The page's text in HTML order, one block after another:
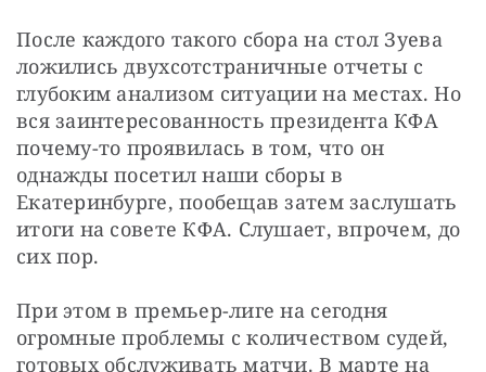
После каждого такого сбора на стол Зуева
ложились двухсотстраничные отчеты с
глубоким анализом ситуации на местах. Но
вся заинтересованность президента КФА
почему-то проявилась в том, что он
однажды посетил наши сборы в
Екатеринбурге, пообещав затем заслушать
итоги на совете КФА. Слушает, впрочем, до
сих пор.
При этом в премьер-лиге на сегодня
огромные проблемы с количеством судей,
готовых обслуживать матчи. В марте на